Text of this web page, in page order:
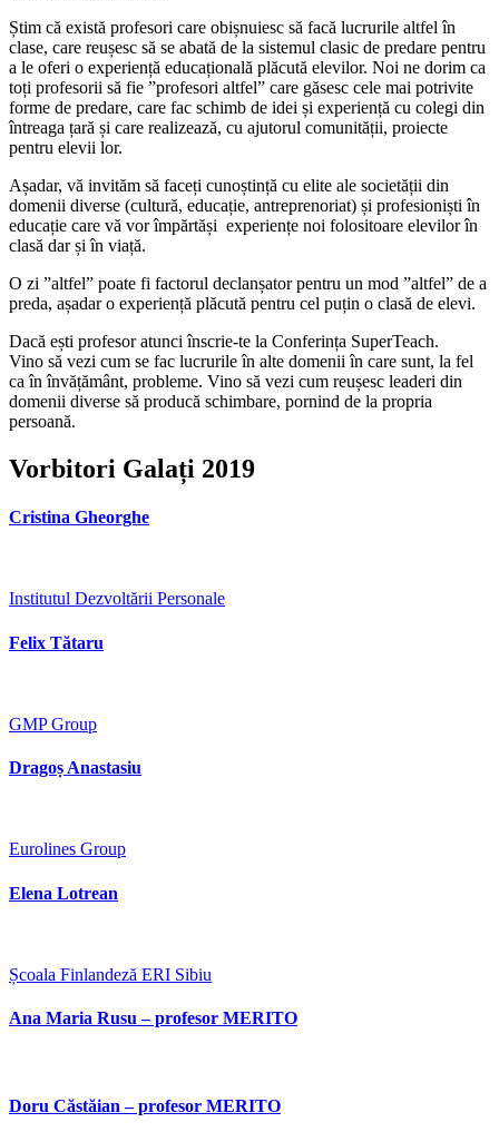
Știm că există profesori care obișnuiesc să facă lucrurile altfel în
clase, care reușesc să se abată de la sistemul clasic de predare pentru
a le oferi o experiență educațională plăcută elevilor. Noi ne dorim ca
toți profesorii să fie ”profesori altfel” care găsesc cele mai potrivite
forme de predare, care fac schimb de idei și experiență cu colegi din
întreaga țară și care realizează, cu ajutorul comunității, proiecte
pentru elevii lor.
Așadar, vă invităm să faceți cunoștință cu elite ale societății din
domenii diverse (cultură, educație, antreprenoriat) și profesioniști în
educație care vă vor împărtăși experiențe noi folositoare elevilor în
clasă dar și în viață.
O zi ”altfel” poate fi factorul declanșator pentru un mod ”altfel” de a
preda, așadar o experiență plăcută pentru cel puțin o clasă de elevi.
Dacă ești profesor atunci înscrie-te la Conferința SuperTeach.
Vino să vezi cum se fac lucrurile în alte domenii în care sunt, la fel
ca în învățământ, probleme. Vino să vezi cum reușesc leaderi din
domenii diverse să producă schimbare, pornind de la propria
persoană.
Vorbitori Galați 2019
Cristina Gheorghe
Institutul Dezvoltării Personale
Felix Tătaru
GMP Group
Dragoș Anastasiu
Eurolines Group
Elena Lotrean
Școala Finlandeză ERI Sibiu
Ana Maria Rusu – profesor MERITO
Doru Căstăian – profesor MERITO